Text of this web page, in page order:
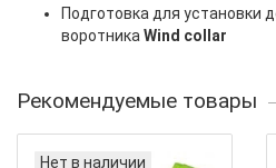
Подготовка для установки
воротника Wind collar
Рекомендуемые товары
Нет в наличии